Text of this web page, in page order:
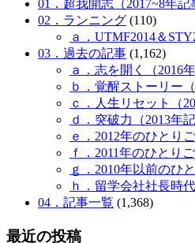
01．超我開志（2017~8年記
02．ランニング (110)
ａ．UTMF2014＆
03．過去の記事 (1,162)
ａ．志を開く（2016年
ｂ．覚醒ストーリー（
ｃ．人生リセット（
ｄ．突破力（2013年記
ｅ．2012年のひとり
ｆ．2011年のひとり
ｇ．2010年以前のひ
ｈ．留学会社社長時代
04．記事一覧 (1,368)
最近の投稿